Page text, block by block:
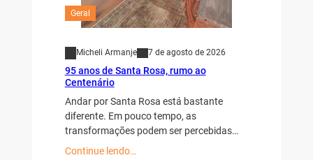
Geral
Micheli Armanje
95 anos de Santa Rosa, rumo ao
Centenário
diferente. Em pouco tempo, as
transformações podem ser percebidas…